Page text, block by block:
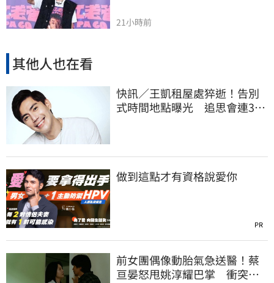
21小時前
其他人也在看
快訊／王凱租屋處猝逝！告別
式時間地點曝光 追思會連3天
做到這點才有資格說愛你
PR
前女團偶像動胎氣急送醫！蔡
亘晏怒甩姚淳耀巴掌 衝突畫